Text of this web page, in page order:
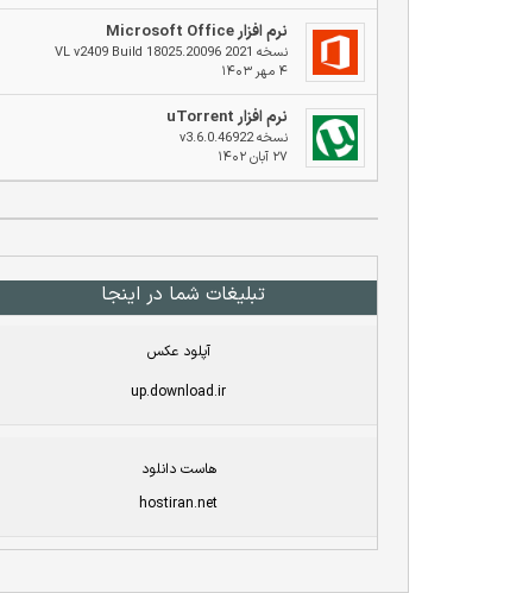
نرم افزار Microsoft Office
نسخه 2021 VL v2409 Build 18025.20096
۴ مهر ۱۴۰۳
نرم افزار uTorrent
نسخه v3.6.0.46922
۲۷ آبان ۱۴۰۲
تبلیغات شما در اینجا
آپلود عکس
up.download.ir
هاست دانلود
hostiran.net